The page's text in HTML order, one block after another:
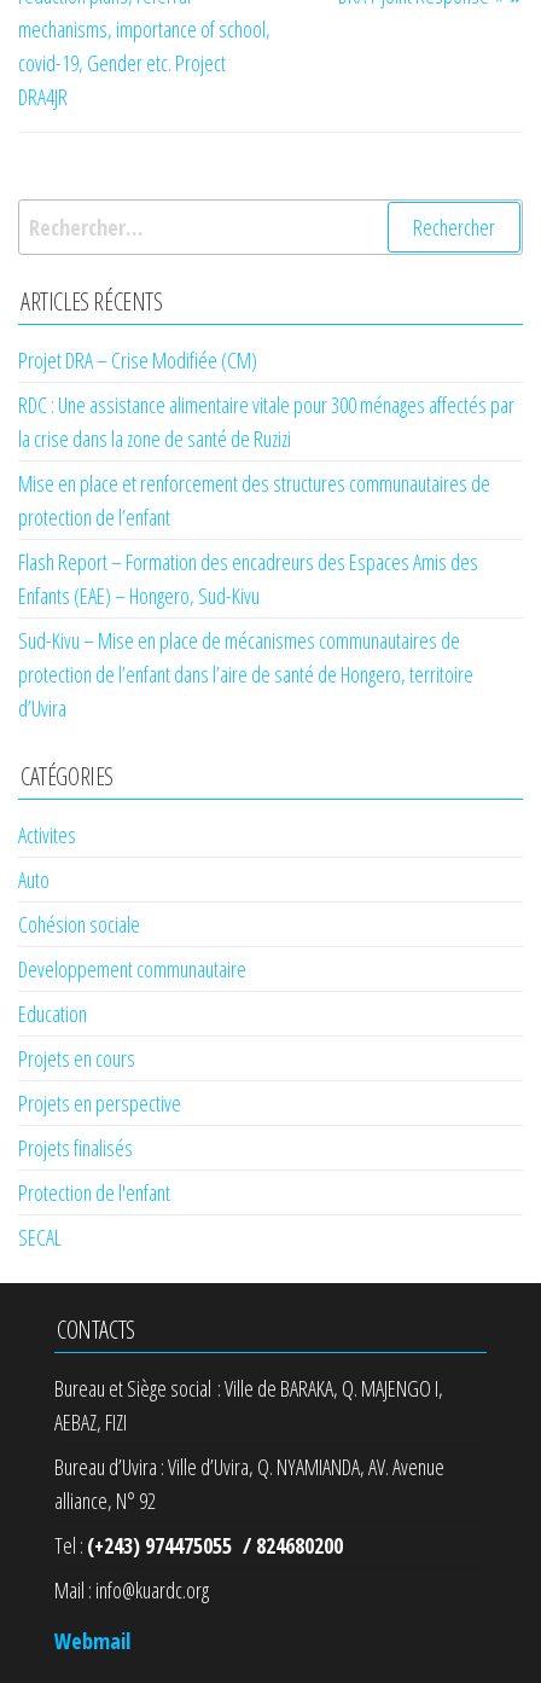
mechanisms, importance of school,
covid-19, Gender etc. Project
DRA4JR
Rechercher :
ARTICLES RÉCENTS
Projet DRA – Crise Modifiée (CM)
RDC : Une assistance alimentaire vitale pour 300 ménages affectés par
la crise dans la zone de santé de Ruzizi
Mise en place et renforcement des structures communautaires de
protection de l’enfant
Flash Report – Formation des encadreurs des Espaces Amis des
Enfants (EAE) – Hongero, Sud-Kivu
Sud-Kivu – Mise en place de mécanismes communautaires de
protection de l’enfant dans l’aire de santé de Hongero, territoire
d’Uvira
CATÉGORIES
Activites
Auto
Cohésion sociale
Developpement communautaire
Education
Projets en cours
Projets en perspective
Projets finalisés
Protection de l'enfant
SECAL
CONTACTS
Bureau et Siège social : Ville de BARAKA, Q. MAJENGO I,
AEBAZ, FIZI
Bureau d’Uvira : Ville d’Uvira, Q. NYAMIANDA, AV. Avenue
alliance, N° 92
Tel : (+243) 974475055 / 824680200
Mail : info@kuardc.org
Webmail